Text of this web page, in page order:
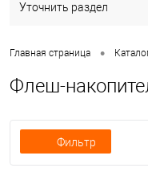
Уточнить раздел
Главная страница •
Флеш-
Фильтр